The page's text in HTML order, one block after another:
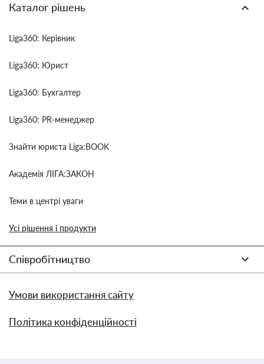
Каталог рішень
Liga360: Керівник
Liga360: Юрист
Liga360: Бухгалтер
Liga360: PR-менеджер
Знайти юриста Liga:BOOK
Академія ЛІГА:ЗАКОН
Теми в центрі уваги
Усі рішення і продукти
Співробітництво
Умови використання сайту
Політика конфіденційності